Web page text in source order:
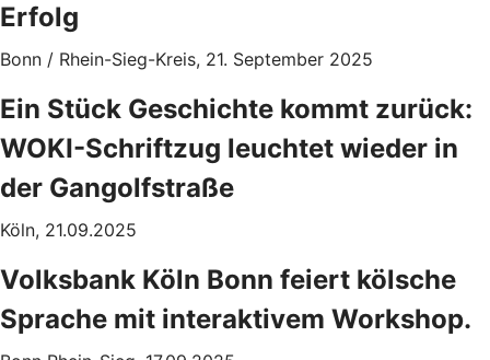
Erfolg
Bonn / Rhein-Sieg-Kreis, 21. September 2025
Ein Stück Geschichte kommt zurück:
WOKI-Schriftzug leuchtet wieder in
der Gangolfstraße
Köln, 21.09.2025
Volksbank Köln Bonn feiert kölsche
Sprache mit interaktivem Workshop.